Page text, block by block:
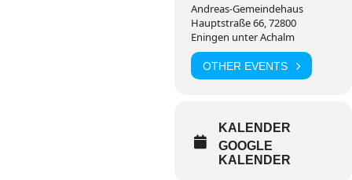
Andreas-Gemeindehaus
Hauptstraße 66, 72800
Eningen unter Achalm
OTHER EVENTS
KALENDER
GOOGLE
KALENDER